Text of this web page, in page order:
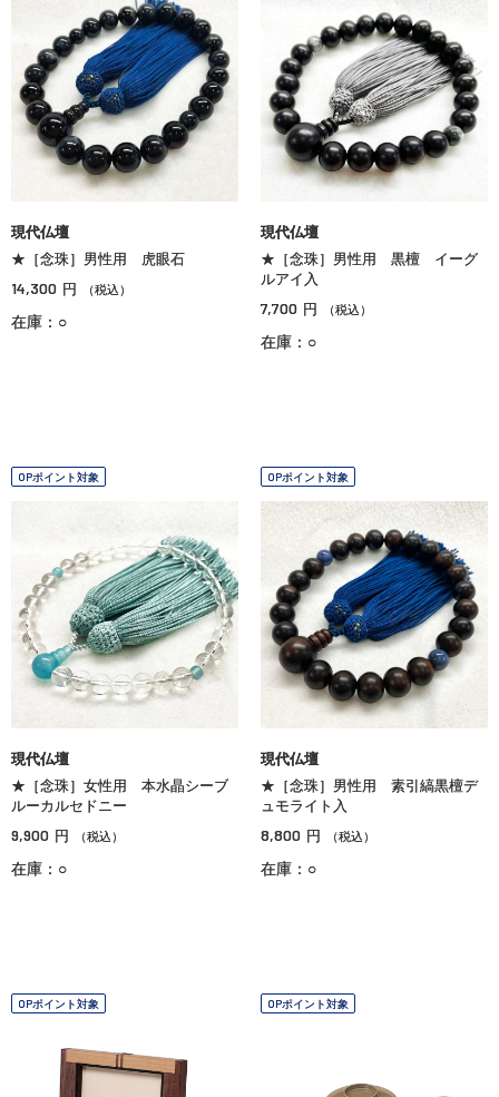
現代仏壇
★［念珠］男性用 虎眼石
14,300 円 （税込）
在庫：○
現代仏壇
★［念珠］男性用 黒檀 イーグ
ルアイ入
7,700 円 （税込）
在庫：○
OPポイント対象
現代仏壇
★［念珠］女性用 本水晶シーブ
ルーカルセドニー
9,900 円 （税込）
在庫：○
OPポイント対象
現代仏壇
★［念珠］男性用 素引縞黒檀デ
ュモライト入
8,800 円 （税込）
在庫：○
OPポイント対象 OPポイント対象